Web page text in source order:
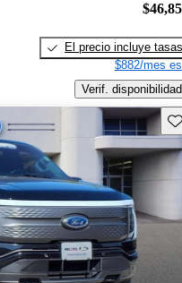
El precio incluye tasas
$882/mes
Verif. disponibilidad